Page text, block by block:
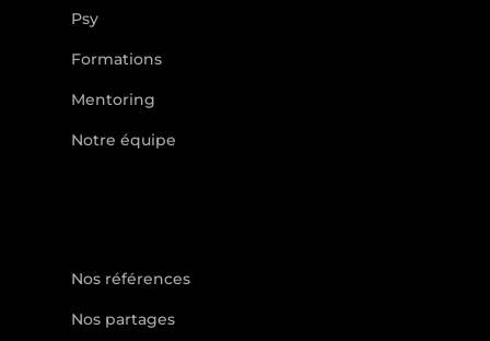
Psy
Formations
Mentoring
Notre équipe
Nos références
Nos partages